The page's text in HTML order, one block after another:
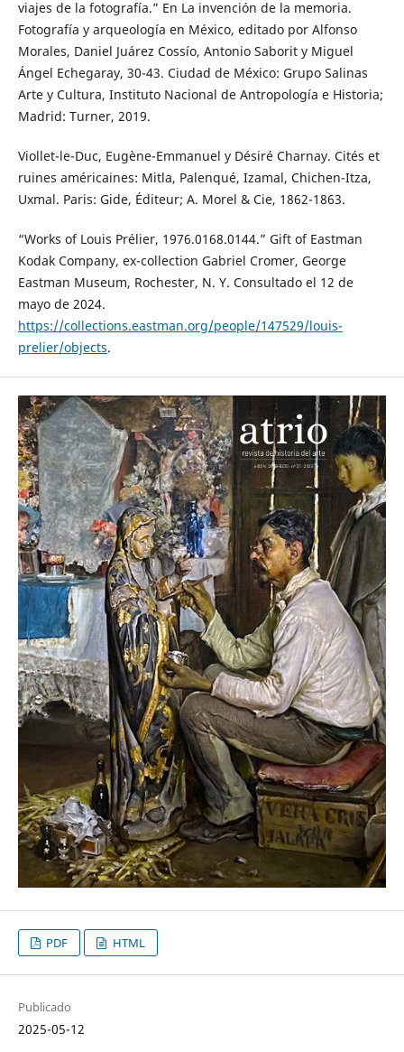
viajes de la fotografía.” En La invención de la memoria.
Fotografía y arqueología en México, editado por Alfonso
Morales, Daniel Juárez Cossío, Antonio Saborit y Miguel
Ángel Echegaray, 30-43. Ciudad de México: Grupo Salinas
Arte y Cultura, Instituto Nacional de Antropología e Historia;
Madrid: Turner, 2019.
Viollet-le-Duc, Eugène-Emmanuel y Désiré Charnay. Cités et
ruines américaines: Mitla, Palenqué, Izamal, Chichen-Itza,
Uxmal. Paris: Gide, Éditeur; A. Morel & Cie, 1862-1863.
“Works of Louis Prélier, 1976.0168.0144.” Gift of Eastman
Kodak Company, ex-collection Gabriel Cromer, George
Eastman Museum, Rochester, N. Y. Consultado el 12 de
mayo de 2024.
https://collections.eastman.org/people/147529/louis-
prelier/objects.
PDF HTML
Publicado
2025-05-12